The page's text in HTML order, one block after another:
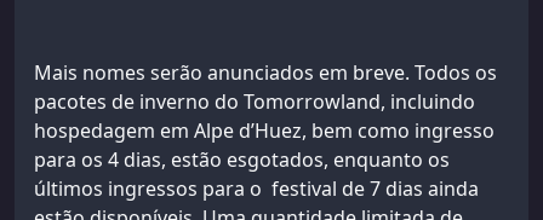
Mais nomes serão anunciados em breve. Todos os
pacotes de inverno do Tomorrowland, incluindo
hospedagem em Alpe d’Huez, bem como ingresso
para os 4 dias, estão esgotados, enquanto os
últimos ingressos para o festival de 7 dias ainda